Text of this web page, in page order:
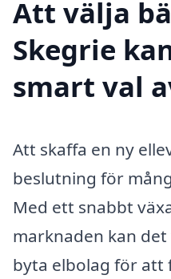
Att välja
Skegrie
smart val
Att skaffa en ny
beslutning för
Med ett snabbt
marknaden kan
byta elbolag för att